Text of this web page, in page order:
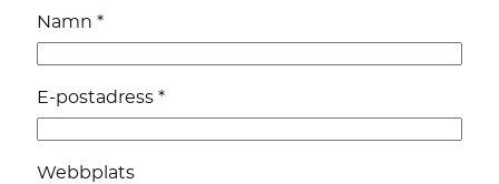
Namn *
E-postadress *
Webbplats